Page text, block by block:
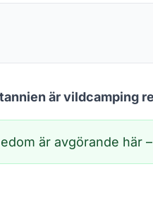
är vildcamping
är avgörande här